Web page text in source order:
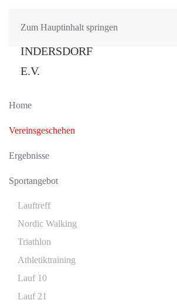
Zum Hauptinhalt springen
Home
Vereinsgeschehen
Ergebnisse
Sportangebot
Lauftreff
Nordic Walking
Triathlon
Athletiktraining
Lauf 10
Lauf 21